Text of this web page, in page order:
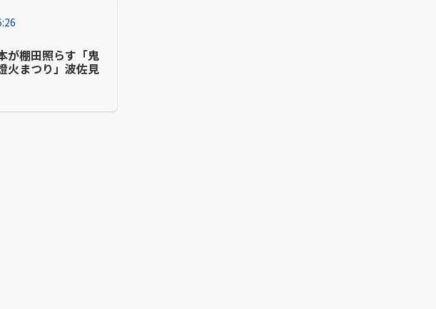
が棚田照らす「鬼
火まつり」波佐見